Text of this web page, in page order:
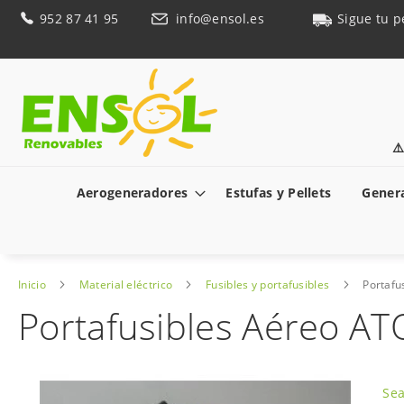
Ir
952 87 41 95 info@ensol.es
Sigue tu
⚠️
Aerogeneradores Estufas y Pellets
Inicio Material eléctrico Fusibles y portafusibles
Portafusibles Aéreo